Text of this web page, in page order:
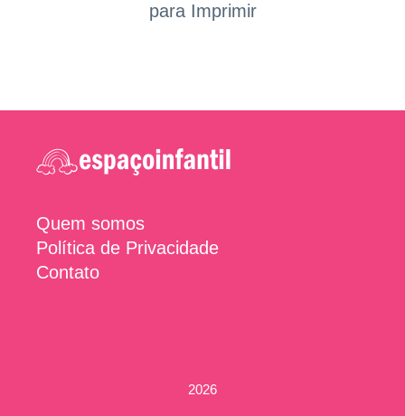
para Imprimir
Quem somos
Política de Privacidade
Contato
2026